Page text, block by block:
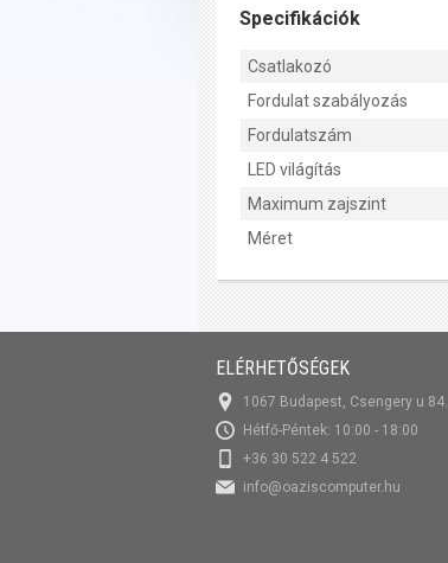
Specifikációk
Csatlakozó
Fordulat szabályozás
Fordulatszám
LED világítás
Maximum zajszint
Méret
ELÉRHETŐSÉGEK
1067 Budapest, Csengery u 84.
Hétfő-Péntek: 10:00 - 18:00
+36 30 522 4 522
info@oaziscomputer.hu